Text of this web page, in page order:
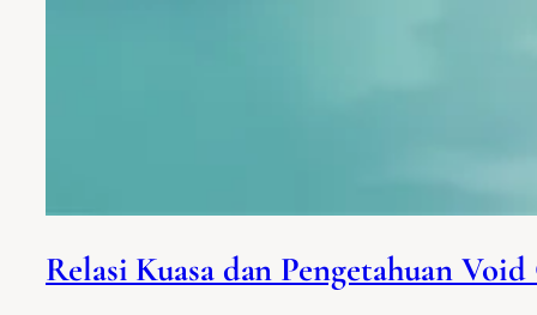
Relasi Kuasa dan Pengetahuan